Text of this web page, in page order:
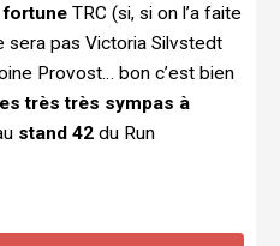
fortune TRC (si, si on l’a faite
sera pas Victoria Silvstedt
Provost… bon c’est bien
très très sympas à
stand 42 du Run